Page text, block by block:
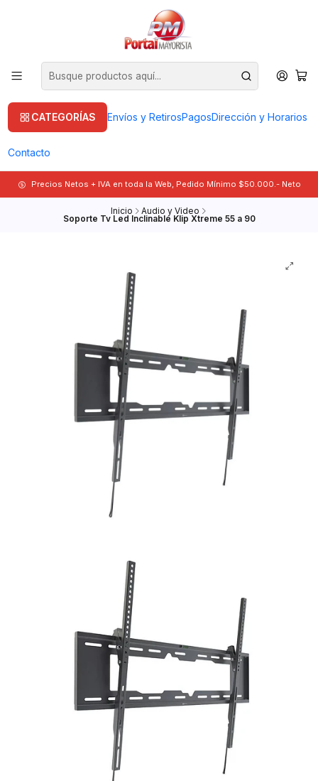
CATEGORÍAS Envíos y RetirosPagosDirección y Horarios
Contacto
Precios Netos + IVA en toda la Web, Pedido Mínimo $50.000.- Neto
Inicio Audio y Video
Soporte Tv Led Inclinable Klip Xtreme 55 a 90